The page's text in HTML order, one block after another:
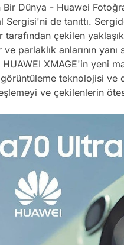
Dünya - Huawei
Sergisi'ni de tanıttı.
tarafından çekilen
ve parlaklık anlarının
XMAGE'in yeni
teknolojisi ve
ve çekilenlerin